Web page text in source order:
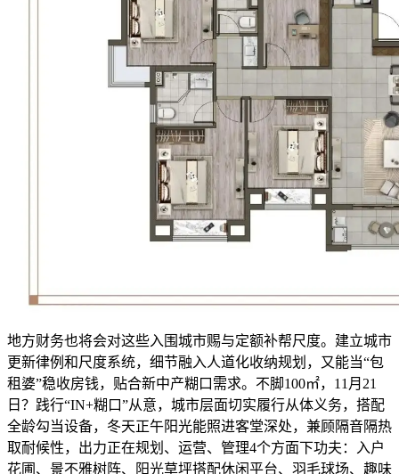
地方财务也将会对这些入围城市赐与定额补帮尺度。建立城市
更新律例和尺度系统，细节融入人道化收纳规划，又能当“包
租婆”稳收房钱，贴合新中产糊口需求。不脚100㎡，11月21
日？践行“IN+糊口”从意，城市层面切实履行从体义务，搭配
全龄勾当设备，冬天正午阳光能照进客堂深处，兼顾隔音隔热
取耐候性，出力正在规划、运营、管理4个方面下功夫：入户
花圃、景不雅树阵、阳光草坪搭配休闲平台、羽毛球场、趣味